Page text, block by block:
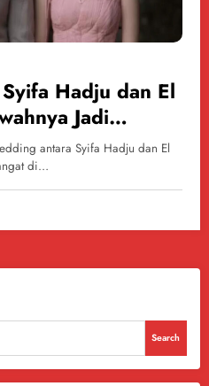
Hadju dan El
Jadi
antara Syifa Hadju dan El
di…
Search